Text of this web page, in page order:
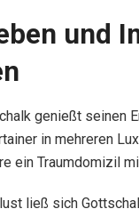
und
genießt seinen
in mehreren
ein Traumdomizil
ließ sich